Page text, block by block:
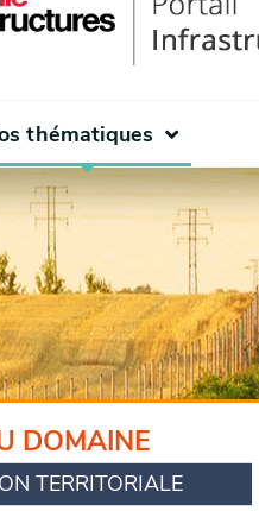
thématiques
DOMAINE
TERRITORIALE